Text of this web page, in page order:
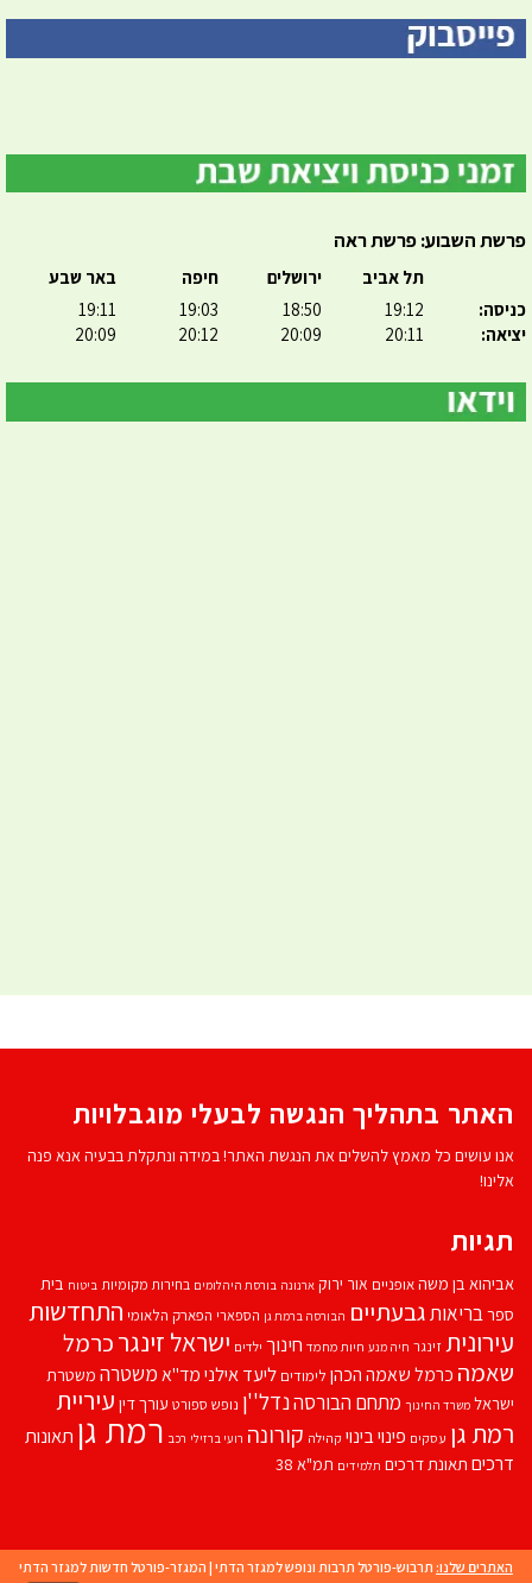
פרשת השבוע: פרשת ראה
כניסה:
יציאה:
תל אביב
19:12
20:11
ירושלים
18:50
20:09
חיפה
19:03
20:12
באר שבע
19:11
20:09
האתר בתהליך הנגשה לבעלי מוגבלויות
אנו עושים כל מאמץ להשלים את הנגשת האתר! במידה ונתקלת בבעיה אנא פנה
אלינו!
תגיות
אביהוא בן משהאופניים אור ירוק ארנונה בורסת היהלומים בחירות מקומיות ביטוח בית
ספרבריאותגבעתיים הבורסה ברמת גן הספארי הפארק הלאומי התחדשות
עירוניתזינגר חיה מנע חיות מחמד חינוך ילדים ישראל זינגרכרמל
שאמה כרמל שאמה הכהן לימודים ליעד אילנימד''אמשטרה משטרת
ישראל משרד החינוך מתחם הבורסהנדל''ן נופש ספורט עורך דין עיריית
רמת גן עסקים פינוי בינוי קהילה קורונה רועי ברזילי רכב רמת גן תאונות
דרכים תאונת דרכים תלמידים תמ"א 38
האתרים שלנו: תרבוש-פורטל תרבות ונופש למגזר הדתי | המגזר-פורטל חדשות למגזר הדתי